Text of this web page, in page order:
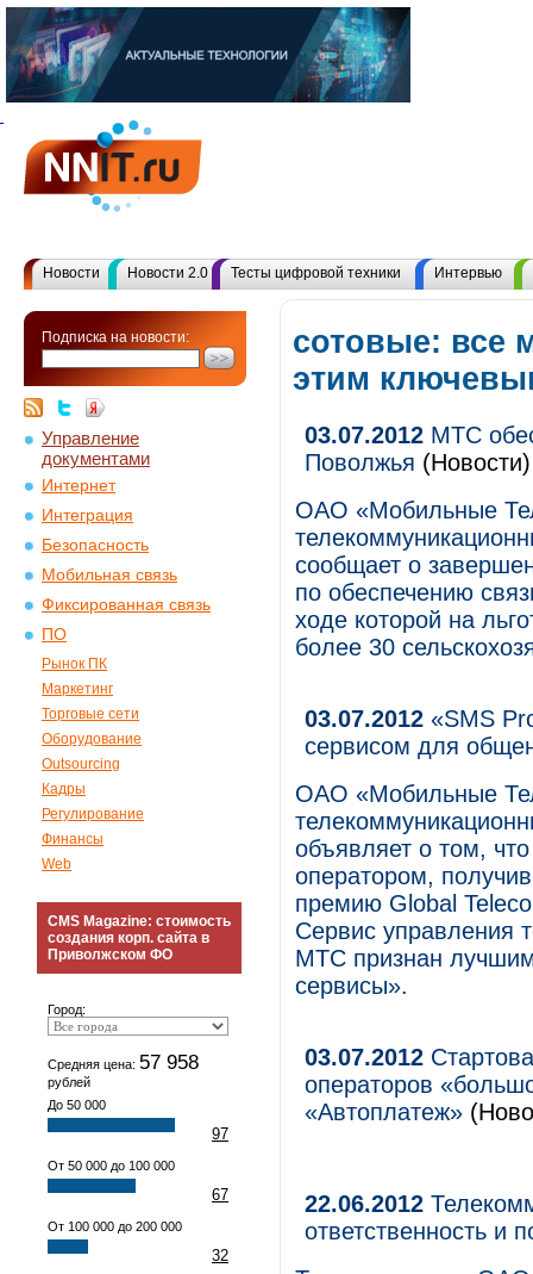
Новости Новости 2.0 Тесты цифровой техники Интервью
Подписка на новости:
Управление
документами
Интернет
Интеграция
Безопасность
Мобильная связь
Фиксированная связь
ПО
Рынок ПК
Маркетинг
Торговые сети
Оборудование
Outsourcing
Кадры
Регулирование
Финансы
Web
CMS Magazine: стоимость
создания корп. сайта в
Приволжском ФО
Город:
Средняя цена: 57 958
рублей
До 50 000
97
От 50 000 до 100 000
67
От 100 000 до 200 000
32
сотовые: все
этим
03.07.2012 МТС
Поволжья (Новости)
ОАО «Мобильные
сообщает о
по обеспечению
ходе которой на
более 30
03.07.2012 «SMS
сервисом для
ОАО «Мобильные
объявляет о том,
оператором,
премию Global
Сервис управления
МТС признан
сервисы».
03.07.2012
операторов
«Автоплатеж»
22.06.2012
ответственность и